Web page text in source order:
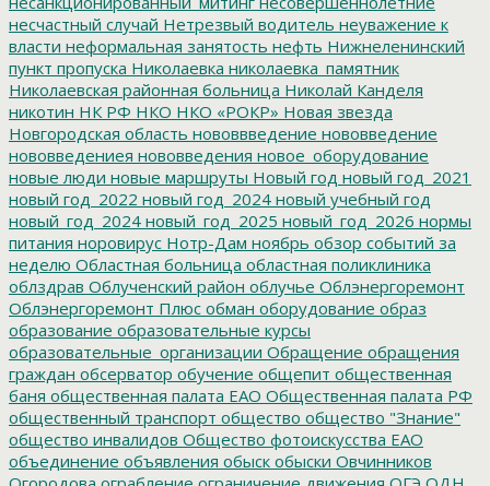
несчастный случай Нетрезвый водитель неуважение к
власти неформальная занятость нефть Нижнеленинский
пункт пропуска Николаевка николаевка_памятник
Николаевская районная больница Николай Канделя
никотин НК РФ НКО НКО «РОКР» Новая звезда
Новгородская область нововвведение нововведение
нововведениея нововведения новое_оборудование
новые люди новые маршруты Новый год новый год_2021
новый год_2022 новый год_2024 новый учебный год
новый_год_2024 новый_год_2025 новый_год_2026 нормы
питания норовирус Нотр-Дам ноябрь обзор событий за
неделю Областная больница областная поликлиника
облздрав Облученский район облучье Облэнергоремонт
Облэнергоремонт Плюс обман оборудование образ
образование образовательные курсы
образовательные_организации Обращение обращения
граждан обсерватор обучение общепит общественная
баня общественная палата ЕАО Общественная палата РФ
общественный транспорт общество общество "Знание"
общество инвалидов Общество фотоискусства ЕАО
объединение объявления обыск обыски Овчинников